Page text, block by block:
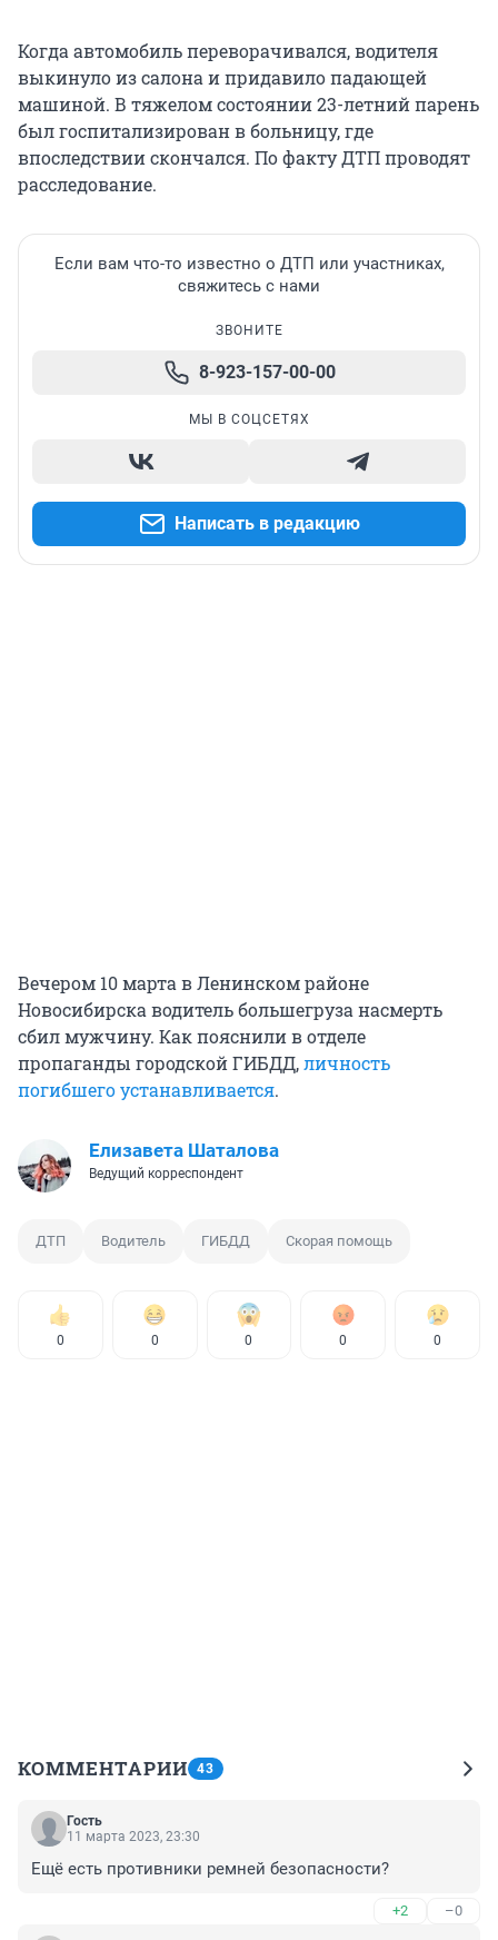
Когда автомобиль переворачивался, водителя
выкинуло из салона и придавило падающей
машиной. В тяжелом состоянии 23-летний парень
был госпитализирован в больницу, где
впоследствии скончался. По факту ДТП проводят
расследование.
Если вам что-то известно о ДТП или участниках,
свяжитесь с нами
ЗВОНИТЕ
8-923-157-00-00
МЫ В СОЦСЕТЯХ
Написать в редакцию
Вечером 10 марта в Ленинском районе
Новосибирска водитель большегруза насмерть
сбил мужчину. Как пояснили в отделе
пропаганды городской ГИБДД,личность
погибшего устанавливается.
Елизавета Шаталова
Ведущий корреспондент
ДТП Водитель ГИБДД Скорая помощь
0 0 0 0 0
КОММЕНТАРИИ 43
Гость
11 марта 2023, 23:30
Ещё есть противники ремней безопасности?
+2 –0